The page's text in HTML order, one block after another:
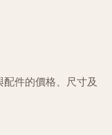
件的價格、尺寸及